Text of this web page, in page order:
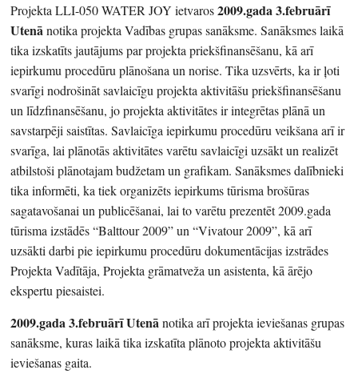
Projekta LLI-050 WATER JOY ietvaros2009.gada 3.februārī
Utenānotika projekta Vadības grupas sanāksme. Sanāksmes laikā
tika izskatīts jautājums par projekta priekšfinansēšanu, kā arī
iepirkumu procedūru plānošana un norise. Tika uzsvērts, ka ir ļoti
svarīgi nodrošināt savlaicīgu projekta aktivitāšu priekšfinansēšanu
un līdzfinansēšanu, jo projekta aktivitātes ir integrētas plānā un
savstarpēji saistītas. Savlaicīga iepirkumu procedūru veikšana arī ir
svarīga, lai plānotās aktivitātes varētu savlaicīgi uzsākt un realizēt
atbilstoši plānotajam budžetam un grafikam. Sanāksmes dalībnieki
tika informēti, ka tiek organizēts iepirkums tūrisma brošūras
sagatavošanai un publicēšanai, lai to varētu prezentēt 2009.gada
tūrisma izstādēs “Balttour 2009” un “Vivatour 2009”, kā arī
uzsākti darbi pie iepirkumu procedūru dokumentācijas izstrādes
Projekta Vadītāja, Projekta grāmatveža un asistenta, kā ārējo
ekspertu piesaistei.
2009.gada 3.februārī Utenānotika arī projekta ieviešanas grupas
sanāksme, kuras laikā tika izskatīta plānoto projekta aktivitāšu
ieviešanas gaita.